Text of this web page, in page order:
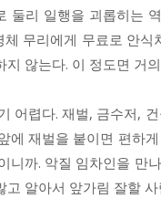
둘리 일행을 괴롭히는
무리에게 무료로 안
않는다. 이 정도면 거
어렵다. 재벌, 금수저,
에 재벌을 붙이면 편하
니까. 악질 임차인을 만
알아서 앞가림 잘할